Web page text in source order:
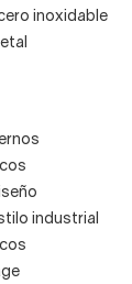
inoxidable
industrial